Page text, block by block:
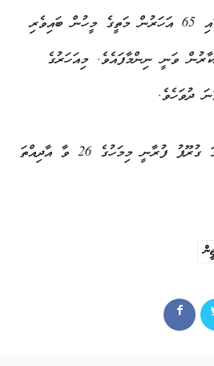
މިއަހަރުގެ ހައްޖުގެ އަޅުކަމުގައި 65 އަހަރުން މަތީގެ މީހުން ބައިވެރި
ވަނީ ނިންމާފައެވެ. މިއަހަރުގެ
ރާއްޖެއިން ހައްޖަށްދާ ފުރަތަމަ ގުރޫޕު ފުރާނީ މިމަހުގެ 26 ވާ އާދިއްތަ